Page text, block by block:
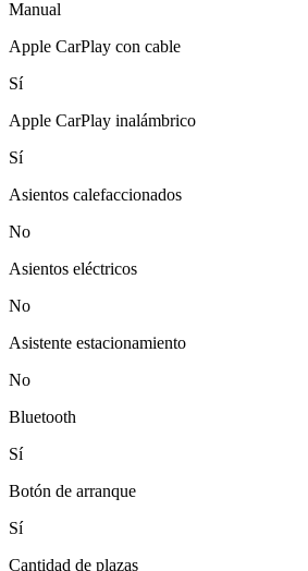
Manual
Apple CarPlay con cable
Sí
Apple CarPlay inalámbrico
Sí
Asientos calefaccionados
No
Asientos eléctricos
No
Asistente estacionamiento
No
Bluetooth
Sí
Botón de arranque
Sí
Cantidad de plazas